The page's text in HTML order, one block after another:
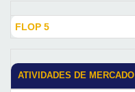
FLOP 5
ATIVIDADES DE MERCADO